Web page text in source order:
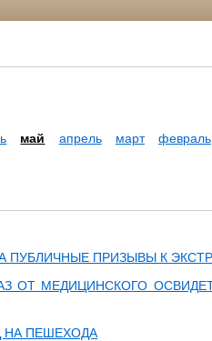
май апрель март февраль
ПУБЛИЧНЫЕ ПРИЗЫВЫ К
ОТ МЕДИЦИНСКОГО
НА ПЕШЕХОДА